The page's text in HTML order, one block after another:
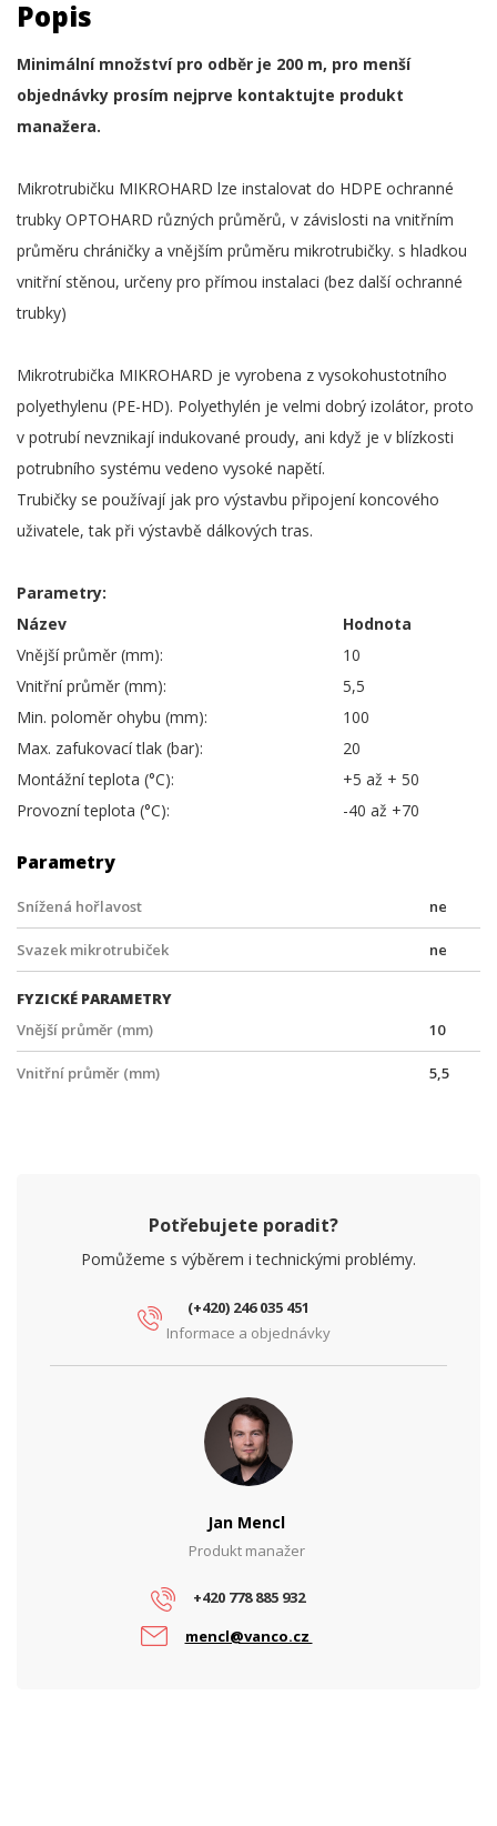
Popis
Minimální množství pro odběr je 200 m, pro menší
objednávky prosím nejprve kontaktujte produkt
manažera.
Mikrotrubičku MIKROHARD lze instalovat do HDPE ochranné
trubky OPTOHARD různých průměrů, v závislosti na vnitřním
průměru chráničky a vnějším průměru mikrotrubičky. s hladkou
vnitřní stěnou, určeny pro přímou instalaci (bez další ochranné
trubky)
Mikrotrubička MIKROHARD je vyrobena z vysokohustotního
polyethylenu (PE-HD). Polyethylén je velmi dobrý izolátor, proto
v potrubí nevznikají indukované proudy, ani když je v blízkosti
potrubního systému vedeno vysoké napětí.
Trubičky se používají jak pro výstavbu připojení koncového
uživatele, tak při výstavbě dálkových tras.
Parametry:
Název
Hodnota
Vnější průměr (mm):
10
Vnitřní průměr (mm):
5,5
Min. poloměr ohybu (mm):
100
Max. zafukovací tlak (bar):
20
Montážní teplota (°C):
+5 až + 50
Provozní teplota (°C):
-40 až +70
Parametry
Snížená hořlavost ne
Svazek mikrotrubiček ne
FYZICKÉ PARAMETRY
Vnější průměr (mm)
10
Vnitřní průměr (mm) 5,5
Potřebujete poradit?
Pomůžeme s výběrem i technickými problémy.
(+420) 246 035 451
Informace a objednávky
Jan Mencl
Produkt manažer
+420 778 885 932
mencl@vanco.cz